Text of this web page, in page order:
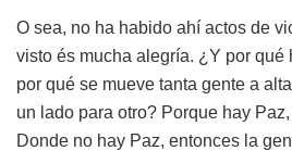
O sea, no ha habido ahí actos de
visto és mucha alegría. ¿Y por qué
por qué se mueve tanta gente a
un lado para otro? Porque hay
Donde no hay Paz, entonces la